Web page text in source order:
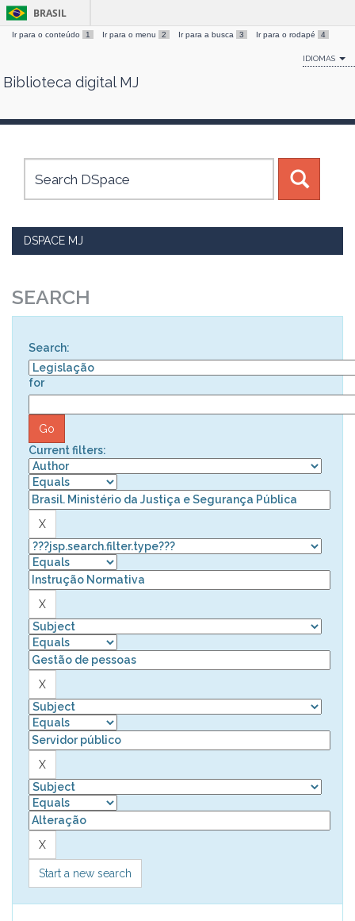
Skip
BRASIL
Ir para o conteúdo 1 Ir para o menu 2 Ir para a busca 3 Ir para o rodapé 4
IDIOMAS
Biblioteca digital MJ
DSPACE MJ
SEARCH
Search:
for
Current filters:
Start a new search